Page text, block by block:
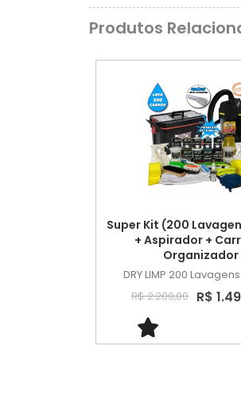
Produtos
Super Kit (200
+ Aspirador +
Organizador
DRY LIMP 200
R$ 2.200,00 R$